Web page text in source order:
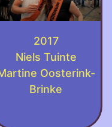
2017
Niels Tuinte
Oosterink-
Brinke